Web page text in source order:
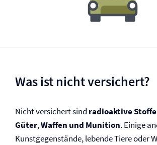
Was ist nicht versichert?
Nicht versichert sind radioaktive Stoffe
Güter,Waffen und Munition. Einige
Kunstgegenstände, lebende Tiere oder